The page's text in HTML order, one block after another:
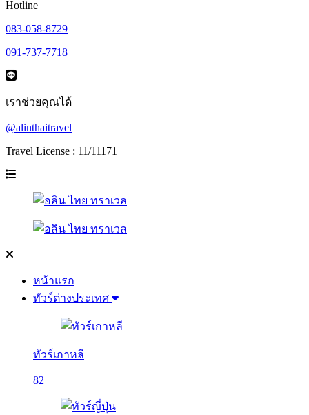
Hotline
083-058-8729
091-737-7718
เราช่วยคุณได้
@alinthaitravel
Travel License : 11/11171
หน้าแรก
ทัวร์ต่างประเทศ
ทัวร์เกาหลี
82